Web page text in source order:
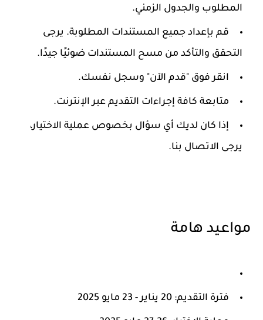
المطلوب والجدول الزمني.
قم بإعداد جميع المستندات المطلوبة. يرجى
التحقق والتأكد من مسح المستندات ضوئيًا جيدًا.
انقر فوق "قدم الآن" وسجل نفسك.
متابعة كافة إجراءات التقديم عبر الإنترنت.
إذا كان لديك أي سؤال بخصوص عملية الاختيار،
يرجى الاتصال بنا.
مواعيد هامة
فترة التقديم: 20 يناير - 23 مايو 2025